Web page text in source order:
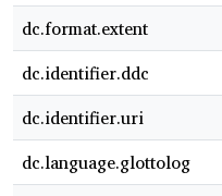
dc.format.extent
dc.identifier.ddc
dc.identifier.uri
dc.language.glottolog